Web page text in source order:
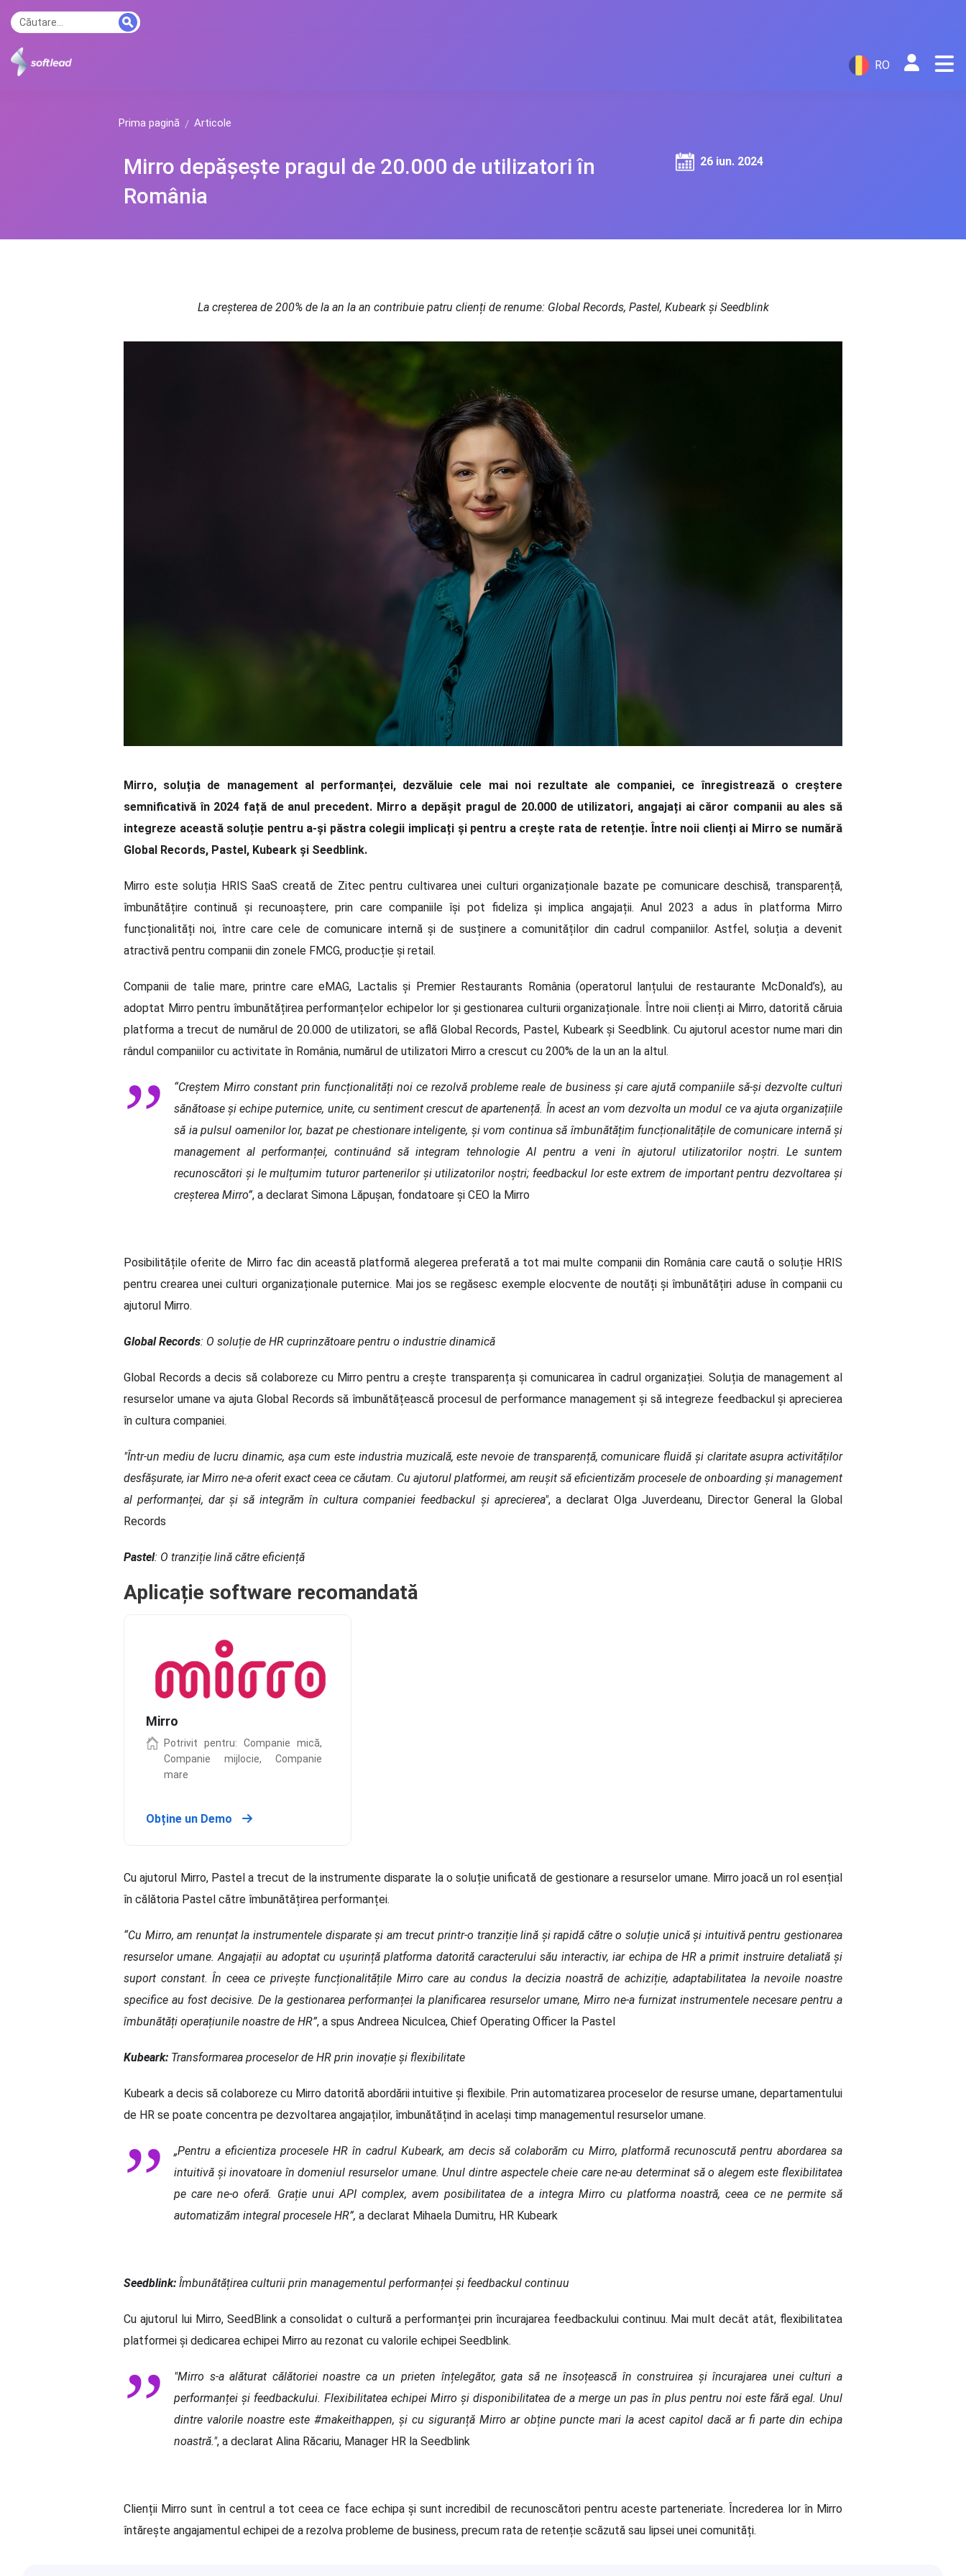
RO
Prima pagină Articole
Mirro depășește pragul de 20.000 de utilizatori în
România
26 iun. 2024
La creșterea de 200% de la an la an contribuie patru clienți de renume: Global Records, Pastel, Kubeark și Seedblink
Mirro, soluția de management al performanței, dezvăluie cele mai noi rezultate ale companiei, ce înregistrează o creștere
semnificativă în 2024 față de anul precedent. Mirro a depășit pragul de 20.000 de utilizatori, angajați ai căror companii au ales să
integreze această soluție pentru a-și păstra colegii implicați și pentru a crește rata de retenție. Între noii clienți ai Mirro se numără
Global Records, Pastel, Kubeark și Seedblink.
Mirro este soluția HRIS SaaS creată de Zitec pentru cultivarea unei culturi organizaționale bazate pe comunicare deschisă, transparență,
îmbunătățire continuă și recunoaștere, prin care companiile își pot fideliza și implica angajații. Anul 2023 a adus în platforma Mirro
funcționalități noi, între care cele de comunicare internă și de susținere a comunităților din cadrul companiilor. Astfel, soluția a devenit
atractivă pentru companii din zonele FMCG, producție și retail.
Companii de talie mare, printre care eMAG, Lactalis și Premier Restaurants România (operatorul lanțului de restaurante McDonald’s), au
adoptat Mirro pentru îmbunătățirea performanțelor echipelor lor și gestionarea culturii organizaționale. Între noii clienți ai Mirro, datorită căruia
platforma a trecut de numărul de 20.000 de utilizatori, se află Global Records, Pastel, Kubeark și Seedblink. Cu ajutorul acestor nume mari din
rândul companiilor cu activitate în România, numărul de utilizatori Mirro a crescut cu 200% de la un an la altul.
“Creștem Mirro constant prin funcționalități noi ce rezolvă probleme reale de business și care ajută companiile să-și dezvolte culturi
sănătoase și echipe puternice, unite, cu sentiment crescut de apartenență. În acest an vom dezvolta un modul ce va ajuta organizațiile
să ia pulsul oamenilor lor, bazat pe chestionare inteligente, și vom continua să îmbunătățim funcționalitățile de comunicare internă și
management al performanței, continuând să integram tehnologie AI pentru a veni în ajutorul utilizatorilor noștri. Le suntem
recunoscători și le mulțumim tuturor partenerilor și utilizatorilor noștri; feedbackul lor este extrem de important pentru dezvoltarea și
creșterea Mirro”, a declarat Simona Lăpușan, fondatoare și CEO la Mirro
Posibilitățile oferite de Mirro fac din această platformă alegerea preferată a tot mai multe companii din România care caută o soluție HRIS
pentru crearea unei culturi organizaționale puternice. Mai jos se regăsesc exemple elocvente de noutăți și îmbunătățiri aduse în companii cu
ajutorul Mirro.
Global Records: O soluție de HR cuprinzătoare pentru o industrie dinamică
Global Records a decis să colaboreze cu Mirro pentru a crește transparența și comunicarea în cadrul organizației. Soluția de management al
resurselor umane va ajuta Global Records să îmbunătățească procesul de performance management și să integreze feedbackul și aprecierea
în cultura companiei.
"Într-un mediu de lucru dinamic, așa cum este industria muzicală, este nevoie de transparență, comunicare fluidă și claritate asupra activităților
desfășurate, iar Mirro ne-a oferit exact ceea ce căutam. Cu ajutorul platformei, am reușit să eficientizăm procesele de onboarding și management
al performanței, dar și să integrăm în cultura companiei feedbackul și aprecierea", a declarat Olga Juverdeanu, Director General la Global
Records
Pastel: O tranziție lină către eficiență
Aplicație software recomandată
Mirro
Potrivit pentru: Companie mică,
Companie mijlocie, Companie
mare
Obține un Demo
Cu ajutorul Mirro, Pastel a trecut de la instrumente disparate la o soluție unificată de gestionare a resurselor umane. Mirro joacă un rol esențial
în călătoria Pastel către îmbunătățirea performanței.
“Cu Mirro, am renunțat la instrumentele disparate și am trecut printr-o tranziție lină și rapidă către o soluție unică și intuitivă pentru gestionarea
resurselor umane. Angajații au adoptat cu ușurință platforma datorită caracterului său interactiv, iar echipa de HR a primit instruire detaliată și
suport constant. În ceea ce privește funcționalitățile Mirro care au condus la decizia noastră de achiziție, adaptabilitatea la nevoile noastre
specifice au fost decisive. De la gestionarea performanței la planificarea resurselor umane, Mirro ne-a furnizat instrumentele necesare pentru a
îmbunătăți operațiunile noastre de HR”, a spus Andreea Niculcea, Chief Operating Officer la Pastel
Kubeark: Transformarea proceselor de HR prin inovație și flexibilitate
Kubeark a decis să colaboreze cu Mirro datorită abordării intuitive și flexibile. Prin automatizarea proceselor de resurse umane, departamentului
de HR se poate concentra pe dezvoltarea angajaților, îmbunătățind în același timp managementul resurselor umane.
„Pentru a eficientiza procesele HR în cadrul Kubeark, am decis să colaborăm cu Mirro, platformă recunoscută pentru abordarea sa
intuitivă și inovatoare în domeniul resurselor umane. Unul dintre aspectele cheie care ne-au determinat să o alegem este flexibilitatea
pe care ne-o oferă. Grație unui API complex, avem posibilitatea de a integra Mirro cu platforma noastră, ceea ce ne permite să
automatizăm integral procesele HR”, a declarat Mihaela Dumitru, HR Kubeark
Seedblink: Îmbunătățirea culturii prin managementul performanței și feedbackul continuu
Cu ajutorul lui Mirro, SeedBlink a consolidat o cultură a performanței prin încurajarea feedbackului continuu. Mai mult decât atât, flexibilitatea
platformei și dedicarea echipei Mirro au rezonat cu valorile echipei Seedblink.
"Mirro s-a alăturat călătoriei noastre ca un prieten înțelegător, gata să ne însoțească în construirea și încurajarea unei culturi a
performanței și feedbackului. Flexibilitatea echipei Mirro și disponibilitatea de a merge un pas în plus pentru noi este fără egal. Unul
dintre valorile noastre este #makeithappen, și cu siguranță Mirro ar obține puncte mari la acest capitol dacă ar fi parte din echipa
noastră.", a declarat Alina Răcariu, Manager HR la Seedblink
Clienții Mirro sunt în centrul a tot ceea ce face echipa și sunt incredibil de recunoscători pentru aceste parteneriate. Încrederea lor în Mirro
întărește angajamentul echipei de a rezolva probleme de business, precum rata de retenție scăzută sau lipsei unei comunități.